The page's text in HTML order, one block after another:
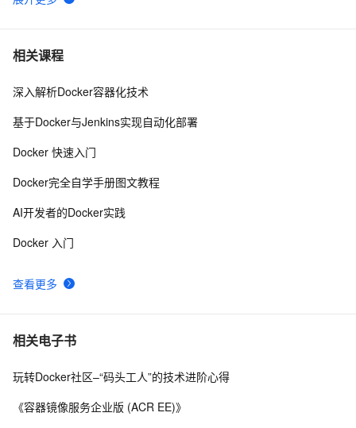
6 『Docker』在Docker快速部署.NET Core项目
7 Docker自2013年以来的用户使用量已达20亿
8 Docker详解（十五）——Docker静态IP地址配置
10使用PM2和Docker部署的差异以及各自的优点有哪些？
相关课程
查看更多
深入解析Docker容器化技术
基于Docker与Jenkins实现自动化部署
Docker 快速入门
Docker完全自学手册图文教程
AI开发者的Docker实践
Docker 入门
相关电子书
玩转Docker社区–“码头工人”的技术进阶心得
《容器镜像服务企业版 (ACR EE)》